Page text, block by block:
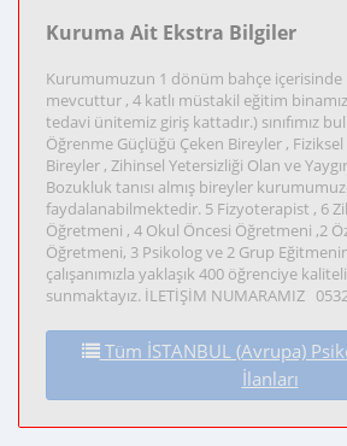
Kuruma Ait Ekstra Bilgiler
Kurumumuzun 1 dönüm bahçe içerisinde
mevcuttur , 4 katlı müstakil eğitim
tedavi ünitemiz giriş kattadır.) sınıfımız
Öğrenme Güçlüğü Çeken Bireyler ,
Bireyler , Zihinsel Yetersizliği Olan ve
Bozukluk tanısı almış bireyler
faydalanabilmektedir. 5 Fizyoterapist , 6
Öğretmeni , 4 Okul Öncesi Öğretmeni ,2
Öğretmeni, 3 Psikolog ve 2 Grup
çalışanımızla yaklaşık 400 öğrenciye
sunmaktayız. İLETİŞİM NUMARAMIZ
Tüm İSTANBUL (Avrupa)
İlanları